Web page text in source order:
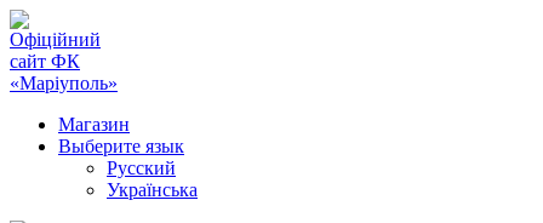
Магазин
Выберите язык
Русский
Українська